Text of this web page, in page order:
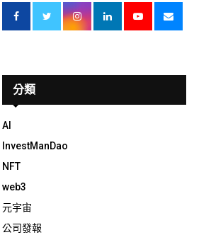
分類
AI
InvestManDao
NFT
web3
元宇宙
公司發報